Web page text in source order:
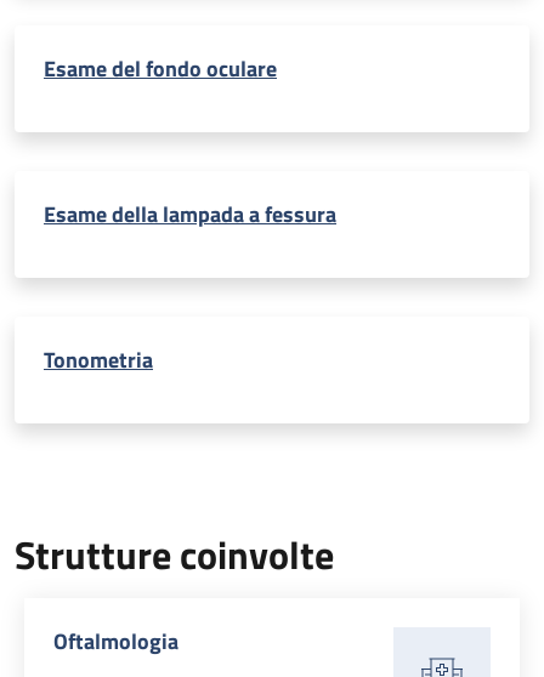
Esame del fondo oculare
Esame della lampada a fessura
Tonometria
Strutture coinvolte
Oftalmologia